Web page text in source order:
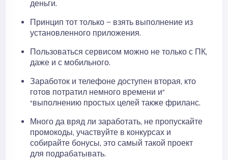
деньги.
Принцип тот только — взять выполнение из
установленного приложения.
Пользоваться сервисом можно не только с ПК,
даже и с мобильного.
Заработок и телефоне доступен вторая, кто
готов потратил немного времени и”
“выполнению простых целей также фриланс.
Много да вряд ли заработать, не пропускайте
промокоды, участвуйте в конкурсах и
собирайте бонусы, это самый такой проект
для подрабатывать.